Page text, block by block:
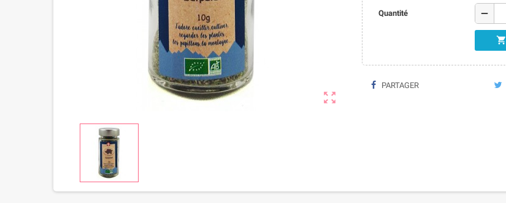

Quantité remove

PARTAGER